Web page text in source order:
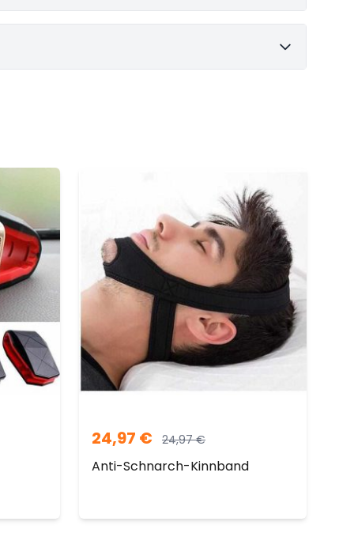
24,97 € 24,97€
Anti-Schnarch-Kinnband